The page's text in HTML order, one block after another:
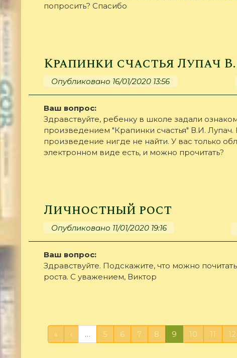
попросить? Спасибо
Крапинки счастья Лупач
Опубликовано 16/01/2020 13:56
Ваш вопрос:
Здравствуйте, ребенку в школе задали
произведением "Крапинки счастья" В.И. Лупач.
произведение нигде не найти. У вас только
электронном виде есть, и можно прочитать?
Личностный рост
Опубликовано 11/01/2020 19:16
Ваш вопрос:
Здравствуйте. Подскажите, что можно
роста. С уважением, Виктор
«
‹ … 5 6 7 8 9 10 11 12